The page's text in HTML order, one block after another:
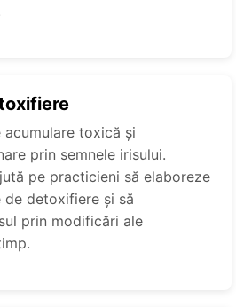
toxică și
prin semnele irisului.
pe practicieni să elaboreze
detoxifiere și să
prin modificări ale